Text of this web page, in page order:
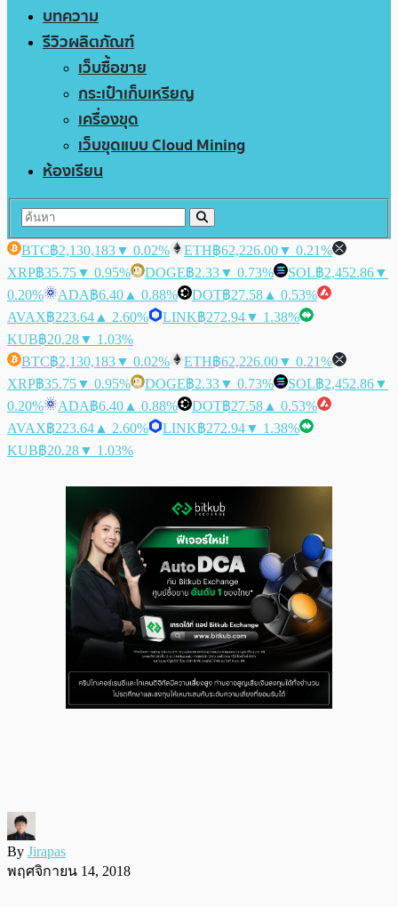
บทความ
รีวิวผลิตภัณฑ์
เว็บซื้อขาย
กระเป๋าเก็บเหรียญ
เครื่องขุด
เว็บขุดแบบ Cloud Mining
ห้องเรียน
BTC฿2,130,183▼ 0.02% ETH฿62,226.00▼ 0.21%
XRP฿35.75▼ 0.95% DOGE฿2.33▼ 0.73% SOL฿2,452.86▼
0.20%
ADA฿6.40 ▲ 0.88% DOT฿27.58 ▲ 0.53%
AVAX฿223.64 ▲ 2.60% LINK฿272.94▼ 1.38%
KUB฿20.28▼ 1.03%
BTC฿2,130,183▼ 0.02% ETH฿62,226.00▼ 0.21%
XRP฿35.75▼ 0.95% DOGE฿2.33▼ 0.73% SOL฿2,452.86▼
0.20%
ADA฿6.40 ▲ 0.88% DOT฿27.58 ▲ 0.53%
AVAX฿223.64 ▲ 2.60% LINK฿272.94▼ 1.38%
KUB฿20.28▼ 1.03%
By Jirapas
พฤศจิกายน 14, 2018